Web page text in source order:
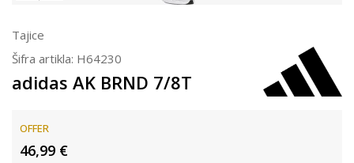
Tajice
Šifra artikla: H64230
adidas AK BRND 7/8T
OFFER
46,99 €